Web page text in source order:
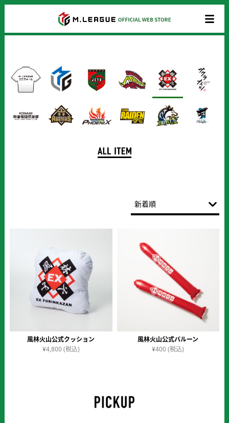
商
品
覧
新着順
価格順
風林火山公式クッション
¥4,800(税込)
風林火山公式バルーン
¥400(税込)